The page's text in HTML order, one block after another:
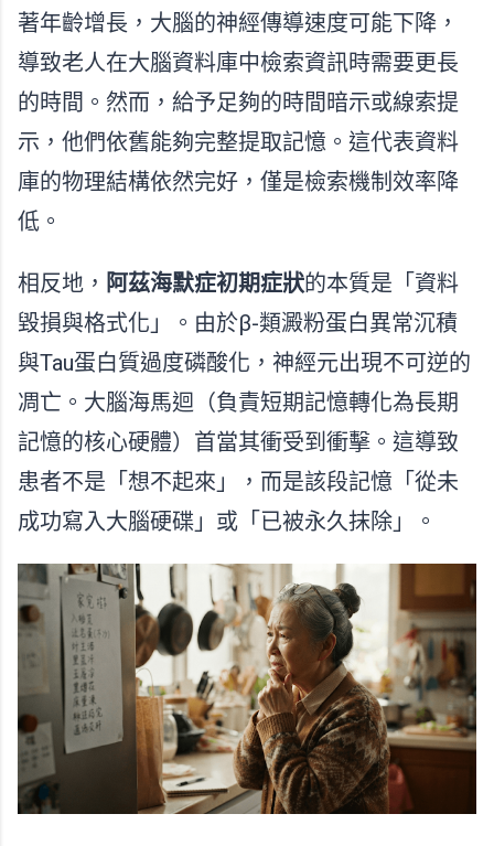
著年齡增長，大腦的神經傳導速度可能下降，
導致老人在大腦資料庫中檢索資訊時需要更長
的時間。然而，給予足夠的時間暗示或線索提
示，他們依舊能夠完整提取記憶。這代表資料
庫的物理結構依然完好，僅是檢索機制效率降
低。
相反地， 阿茲海默症初期症狀的本質是「資料
毀損與格式化」。由於β-類澱粉蛋白異常沉積
與Tau蛋白質過度磷酸化，神經元出現不可逆的
凋亡。大腦海馬迴（負責短期記憶轉化為長期
記憶的核心硬體）首當其衝受到衝擊。這導致
患者不是「想不起來」，而是該段記憶「從未
成功寫入大腦硬碟」或「已被永久抹除」。